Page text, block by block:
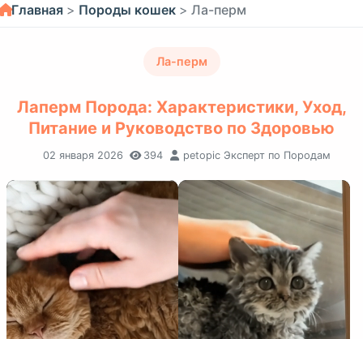
Главная Породы кошек Ла-перм
Ла-перм
Лаперм Порода: Характеристики, Уход,
Питание и Руководство по Здоровью
02 января 2026 394 petopic Эксперт по Породам